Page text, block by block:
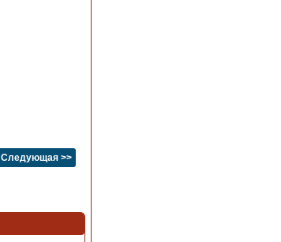
Следующая >>